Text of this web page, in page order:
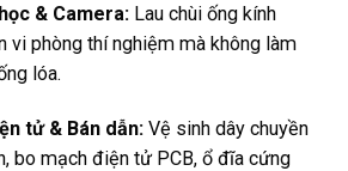
& Camera: Lau chùi ống kính
vi phòng thí nghiệm mà không làm
lóa.
tử & Bán dẫn: Vệ sinh dây chuyền
bo mạch điện tử PCB, ổ đĩa cứng